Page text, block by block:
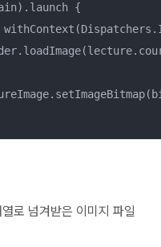
{
로 넘겨받은 이미지 파일